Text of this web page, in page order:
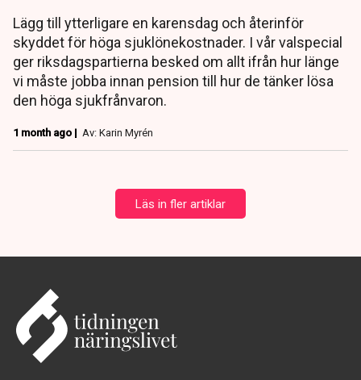
Lägg till ytterligare en karensdag och återinför
skyddet för höga sjuklönekostnader. I vår valspecial
ger riksdagspartierna besked om allt ifrån hur länge
vi måste jobba innan pension till hur de tänker lösa
den höga sjukfrånvaron.
1 month ago | Av: Karin Myrén
Läs in fler artiklar